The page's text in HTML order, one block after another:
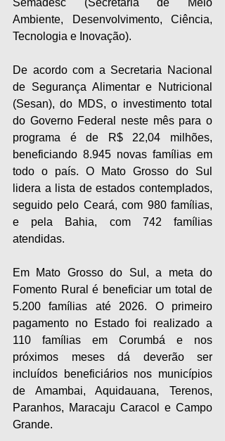
Semadesc (Secretaria de Meio
Ambiente, Desenvolvimento, Ciência,
Tecnologia e Inovação).
De acordo com a Secretaria Nacional
de Segurança Alimentar e Nutricional
(Sesan), do MDS, o investimento total
do Governo Federal neste mês para o
programa é de R$ 22,04 milhões,
beneficiando 8.945 novas famílias em
todo o país. O Mato Grosso do Sul
lidera a lista de estados contemplados,
seguido pelo Ceará, com 980 famílias,
e pela Bahia, com 742 famílias
atendidas.
Em Mato Grosso do Sul, a meta do
Fomento Rural é beneficiar um total de
5.200 famílias até 2026. O primeiro
pagamento no Estado foi realizado a
110 famílias em Corumbá e nos
próximos meses dá deverão ser
incluídos beneficiários nos municípios
de Amambai, Aquidauana, Terenos,
Paranhos, Maracaju Caracol e Campo
Grande.